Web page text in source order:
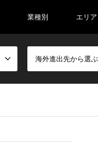
業種別 エリア
海外進出先から選ぶ